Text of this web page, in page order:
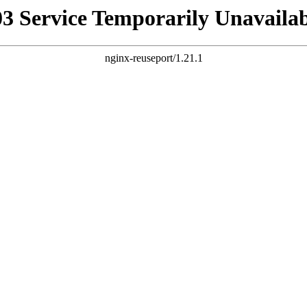
Service Temporarily
nginx-reuseport/1.21.1